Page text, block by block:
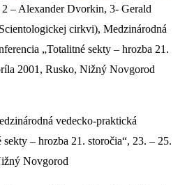
– Alexander Dvorkin, 3- Gerald
cirkvi), Medzinárodná
„Totalitné sekty – hrozba 21.
2001, Rusko, Nižný Novgorod
vedecko-praktická
– hrozba 21. storočia“, 23. – 25.
Novgorod